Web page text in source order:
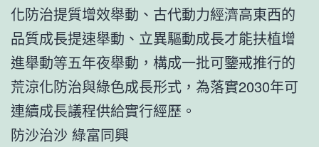
化防治提質增效舉動、古代動力經濟高東西的
品質成長提速舉動、立異驅動成長才能扶植增
進舉動等五年夜舉動，構成一批可鑒戒推行的
荒涼化防治與綠色成長形式，為落實2030年可
連續成長議程供給實行經歷。
防沙治沙 綠富同興